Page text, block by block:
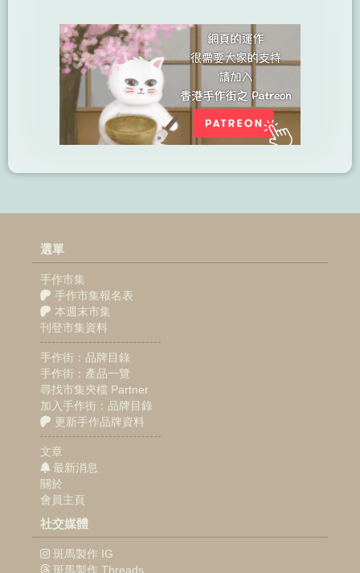
選單
手作市集
手作市集報名表
本週末市集
刊登市集資料
手作街：品牌目錄
手作街：產品一覽
尋找市集夾檔 Partner
加入手作街：品牌目錄
更新手作品牌資料
文章
最新消息
關於
會員主頁
社交媒體
斑馬製作 IG
斑馬製作 Threads